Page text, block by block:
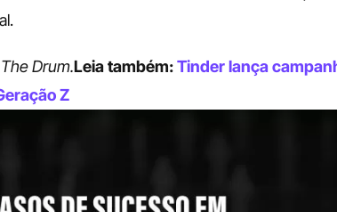
Drum.Leia também: Tinder lança
Z